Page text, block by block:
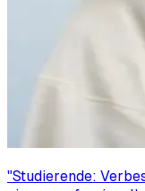
"Studierende: